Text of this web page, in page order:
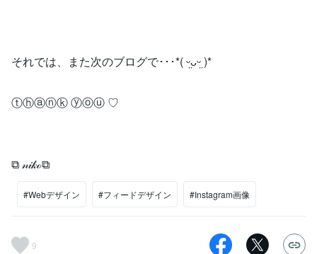
それでは、また次のブログで･･･*( ᵕ̤ᴗᵕ̤ )*
ⓣⓗⓐⓝⓚ ⓨⓞⓤ ♡
⧉ 𝓃𝒾𝓀ℴ⧉
#Webデザイン #フィードデザイン #Instagram画像
9